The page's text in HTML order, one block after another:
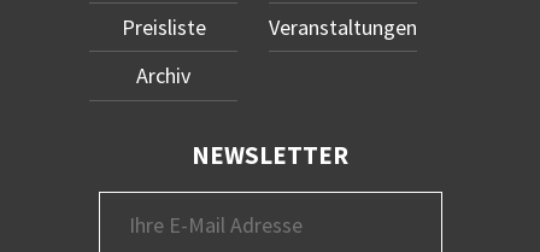
Preisliste
Archiv
Veranstaltungen
NEWSLETTER